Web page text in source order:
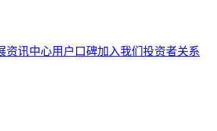
资讯中心用户口碑加入我们 投资者关系